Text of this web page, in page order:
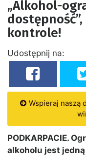
„Alkohol-
kontrole!
Udostępnij na:
Wspieraj naszą
PODKARPACIE.
alkoholu jest